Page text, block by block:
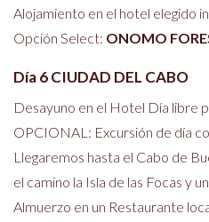
Alojamiento en el hotel elegido
Opción Select: ONOMO
Día 6 CIUDAD DEL CABO
Desayuno en el Hotel Día libre
OPCIONAL: Excursión de día
Llegaremos hasta el Cabo de
el camino la Isla de las Focas y
Almuerzo en un Restaurante